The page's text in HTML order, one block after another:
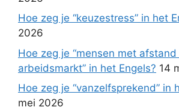
Hoe zeg je “keuzestress” in het
2026
Hoe zeg je “mensen met
arbeidsmarkt” in het Engels? 14
Hoe zeg je “vanzelfsprekend” in
mei 2026